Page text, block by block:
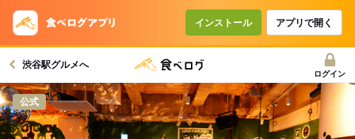
インストール アプリで開く
渋谷駅グルメへ
ログイン
公式
コースで使えるクーポン
戻る
クーポンを利用せず予約する